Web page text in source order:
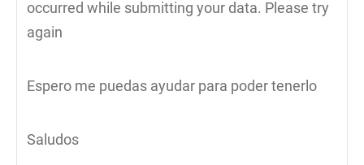
occurred while submitting your data. Please try
again
Espero me puedas ayudar para poder tenerlo
Saludos